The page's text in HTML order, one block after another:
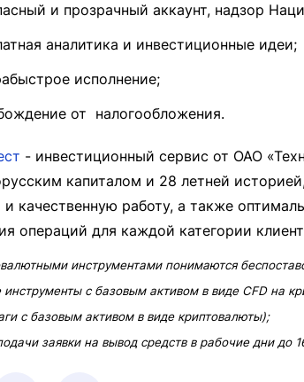
и прозрачный аккаунт, надзор
аналитика и инвестиционные идеи;
исполнение;
от налогообложения.
- инвестиционный сервис от ОАО
капиталом и 28 летней
качественную работу, а также
операций для каждой категории
инструментами понимаются
с базовым активом в виде CFD на
с базовым активом в виде криптовалюты);
заявки на вывод средств в рабочие дни до